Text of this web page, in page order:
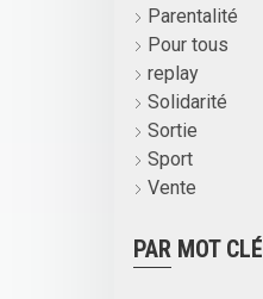
Parentalité
Pour tous
replay
Solidarité
Sortie
Sport
Vente
PAR MOT CLÉ